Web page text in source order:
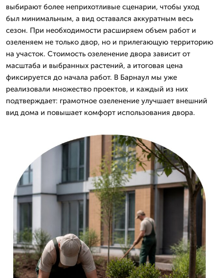
выбирают более неприхотливые сценарии, чтобы уход
был минимальным, а вид оставался аккуратным весь
сезон. При необходимости расширяем объем работ и
озеленяем не только двор, но и прилегающую территорию
на участок. Стоимость озеленение двора зависит от
масштаба и выбранных растений, а итоговая цена
фиксируется до начала работ. В Барнаул мы уже
реализовали множество проектов, и каждый из них
подтверждает: грамотное озеленение улучшает внешний
вид дома и повышает комфорт использования двора.